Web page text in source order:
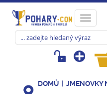
Toggle
DOMŮ JMENOVKY